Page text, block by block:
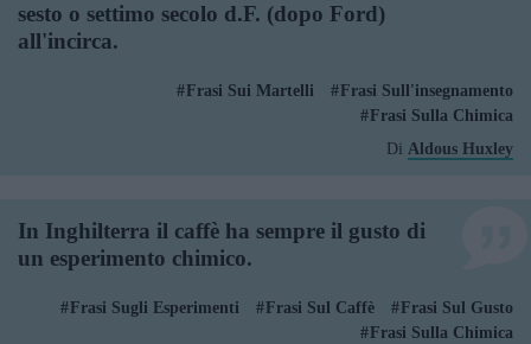
sesto o settimo secolo d.F. (dopo Ford)
all'incirca.
Frasi Sui Martelli
Frasi Sull'insegnamento
Frasi Sulla Chimica
Di Aldous Huxley
In Inghilterra il caffè ha sempre il gusto di
un esperimento chimico.
Frasi Sugli Esperimenti Frasi Sul Caffè
Frasi Sul Gusto
Frasi Sulla Chimica